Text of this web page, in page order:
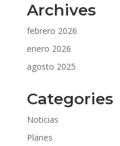
Archives
febrero 2026
enero 2026
agosto 2025
Categories
Noticias
Planes